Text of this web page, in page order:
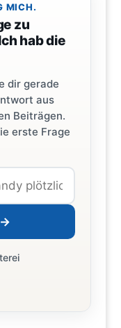
MICH.
zu
hab die
dir gerade
aus
Beiträgen.
erste Frage